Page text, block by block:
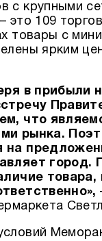
с крупными
это 109
товары с
ярким
в прибыли
что
рынка.
на
город.
товара,